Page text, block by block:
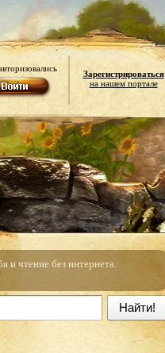
Зарегистрироваться
на нашем портале
и чтение без интернета.
Найти!